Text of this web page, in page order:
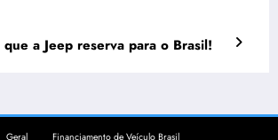
que a Jeep reserva para o Brasil!
Geral Financiamento de Veículo Brasil